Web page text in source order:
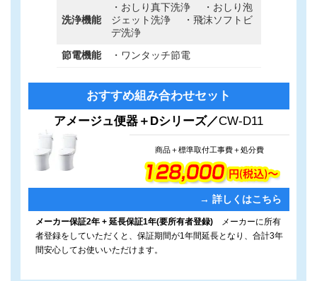
洗浄機能
・おしり真下洗浄 ・おしり泡
ジェット洗浄 ・飛沫ソフトビ
デ洗浄
節電機能
・ワンタッチ節電
ム
おすすめ組み合わせセット
アメージュ便器＋Dシリーズ／CW-D11
商品＋標準取付工事費＋処分費
→ 詳しくはこちら
ー
メーカー保証2年 + 延長保証1年(要所有者登録) メーカーに所有
者登録をしていただくと、保証期間が1年間延長となり、合計3年
間安心してお使いいただけます。